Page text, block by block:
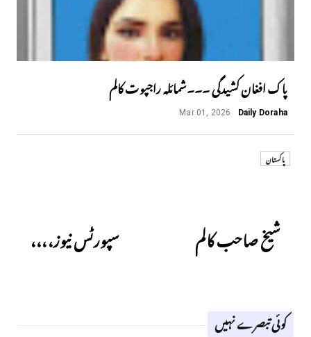
پاک افغان کشیدگی ۔۔۔شمائلہ راجپوت کالم
Daily Doraha
Mar 01, 2026
پاکستان
شیخ صاحب کالم سپورٹس نیوز،،،،
کوئی تبصرے نہیں